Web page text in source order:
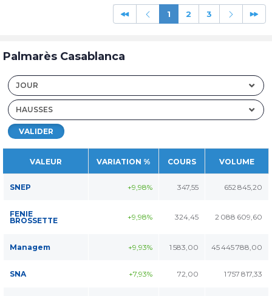
1 2 3
Palmarès Casablanca
JOUR
HAUSSES
VALIDER
VALEUR VARIATION % COURS VOLUME
SNEP +9,98% 347,55 652 845,20
FENIE
BROSSETTE +9,98% 324,45 2 088 609,60
Managem +9,93% 1 583,00 45 445 788,00
SNA +7,93% 72,00 1 757 817,33